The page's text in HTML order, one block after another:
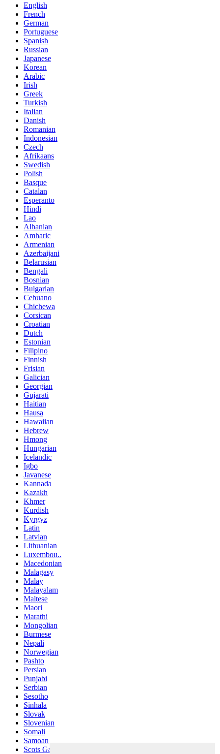
English
French
German
Portuguese
Spanish
Russian
Japanese
Korean
Arabic
Irish
Greek
Turkish
Italian
Danish
Romanian
Indonesian
Czech
Afrikaans
Swedish
Polish
Basque
Catalan
Esperanto
Hindi
Lao
Albanian
Amharic
Armenian
Azerbaijani
Belarusian
Bengali
Bosnian
Bulgarian
Cebuano
Chichewa
Corsican
Croatian
Dutch
Estonian
Filipino
Finnish
Frisian
Galician
Georgian
Gujarati
Haitian
Hausa
Hawaiian
Hebrew
Hmong
Hungarian
Icelandic
Igbo
Javanese
Kannada
Kazakh
Khmer
Kurdish
Kyrgyz
Latin
Latvian
Lithuanian
Luxembou..
Macedonian
Malagasy
Malay
Malayalam
Maltese
Maori
Marathi
Mongolian
Burmese
Nepali
Norwegian
Pashto
Persian
Punjabi
Serbian
Sesotho
Sinhala
Slovak
Slovenian
Somali
Samoan
Scots Gaelic